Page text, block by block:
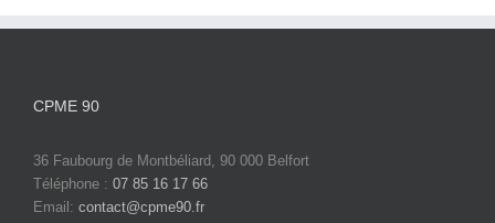
CPME 90
36 Faubourg de Montbéliard, 90 000 Belfort
Téléphone : 07 85 16 17 66
Email: contact@cpme90.fr